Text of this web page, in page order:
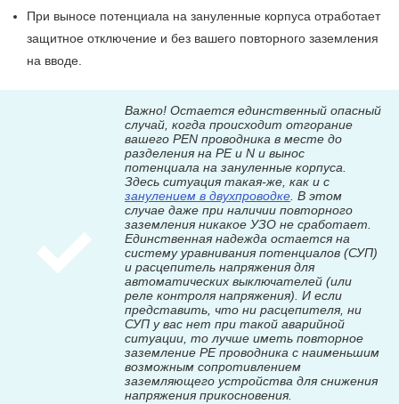
При выносе потенциала на зануленные корпуса отработает
защитное отключение и без вашего повторного заземления
на вводе.
Важно! Остается единственный опасный
случай, когда происходит отгорание
вашего PEN проводника в месте до
разделения на PE и N и вынос
потенциала на зануленные корпуса.
Здесь ситуация такая-же, как и с
занулением в двухпроводке . В этом
случае даже при наличии повторного
заземления никакое УЗО не сработает.
Единственная надежда остается на
систему уравнивания потенциалов (СУП)
и расцепитель напряжения для
автоматических выключателей (или
реле контроля напряжения). И если
представить, что ни расцепителя, ни
СУП у вас нет при такой аварийной
ситуации, то лучше иметь повторное
заземление PE проводника с наименьшим
возможным сопротивлением
заземляющего устройства для снижения
напряжения прикосновения.